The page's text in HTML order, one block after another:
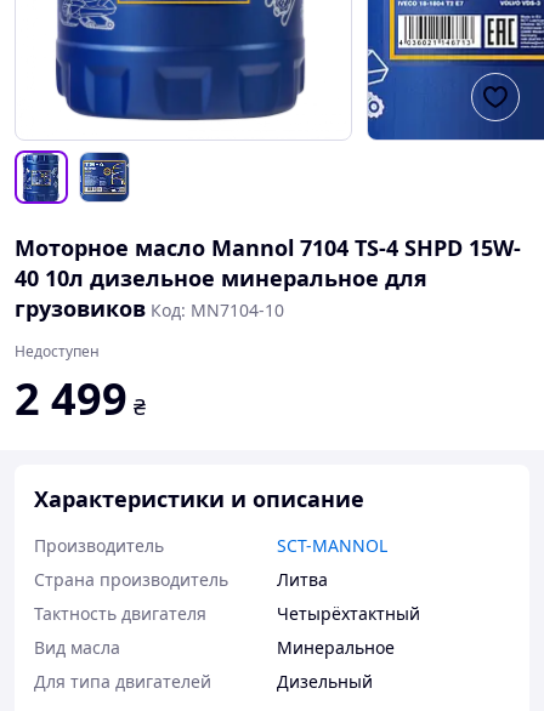
Моторное масло Mannol 7104 TS-4 SHPD 15W-
40 10л дизельное минеральное для
грузовиков Код: MN7104-10
Недоступен
2 499 ₴
Характеристики и описание
Производитель
SCT-MANNOL
Страна производитель
Литва
Тактность двигателя
Четырёхтактный
Вид масла
Минеральное
Для типа двигателей
Дизельный